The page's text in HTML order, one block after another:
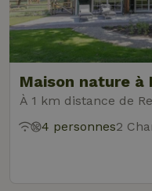
Maison nature à
À 1 km distance de
4 personnes2